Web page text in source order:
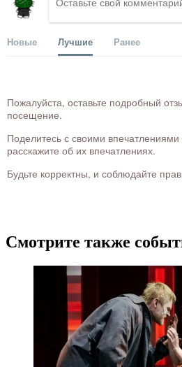
Новые Лучшие Ранее
Пожалуйста, оставьте подробный
посещение.
Поделитесь с своими
расскажите об их впечатлениях.
Будьте корректны, и соблюдайте
Смотрите также